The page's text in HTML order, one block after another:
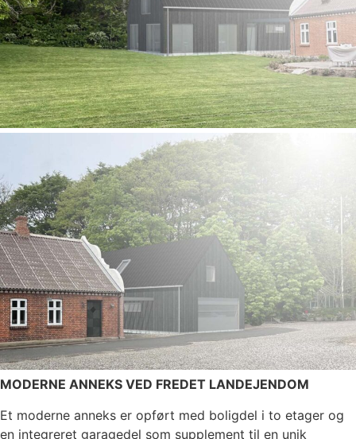
MODERNE ANNEKS VED FREDET LANDEJENDOM
Et moderne anneks er opført med boligdel i to etager og
en integreret garagedel som supplement til en unik